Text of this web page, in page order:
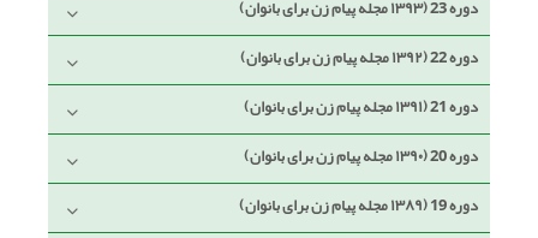
دوره 23 (۱۳۹۳ مجله پیام زن برای بانوان)
دوره 22 (۱۳۹۲ مجله پیام زن برای بانوان)
دوره 21 (۱۳۹۱ مجله پیام زن برای بانوان)
دوره 20 (۱۳۹۰ مجله پیام زن برای بانوان)
دوره 19 (۱۳۸۹ مجله پیام زن برای بانوان)